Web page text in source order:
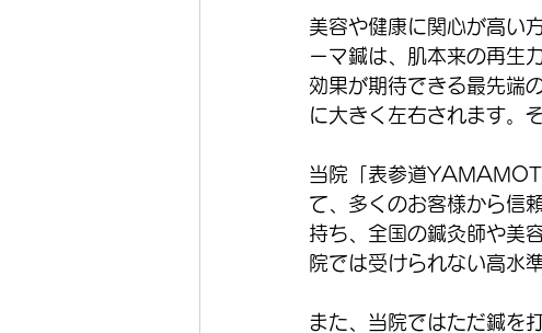
美容や健康に関心が高い
ーマ鍼は、肌本来の再生
効果が期待できる最先端
に大きく左右されます。
当院「表参道
て、多くのお客様から信
持ち、全国の鍼灸師や美
院では受けられない高水
また、当院ではただ鍼を